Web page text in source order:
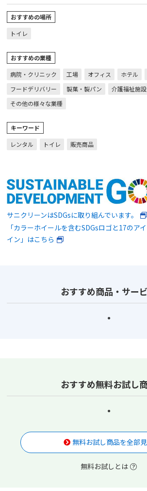
おすすめの場所
トイレ
おすすめの業種
病院・クリニック
工場 オフィス ホテル
フードデリバリー
製菓・製パン 介護福祉施設
その他の様々な業種
キーワード
レンタル
トイレ 販売商品
サニクリーンはSDGsに取り組んでいます。
「カラーホイールを含むSDGsロゴと17のア
イン」はこちら
おすすめ商品・サー
おすすめ無料お試し
無料お試し商品を全部
無料お試しとは